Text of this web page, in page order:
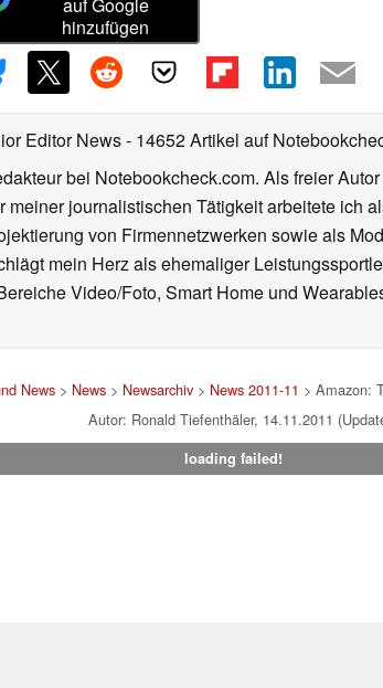
auf Google
hinzufügen
Editor News- 14652 Artikel auf
bei Notebookcheck.com. Als freier
meiner journalistischen Tätigkeit arbeitete ich
von Firmennetzwerken sowie als
mein Herz als ehemaliger
Video/Foto, Smart Home und
News> News> Newsarchiv> News 2011-11 > Amazon:
Autor: Ronald Tiefenthäler, 14.11.2011
loading failed!